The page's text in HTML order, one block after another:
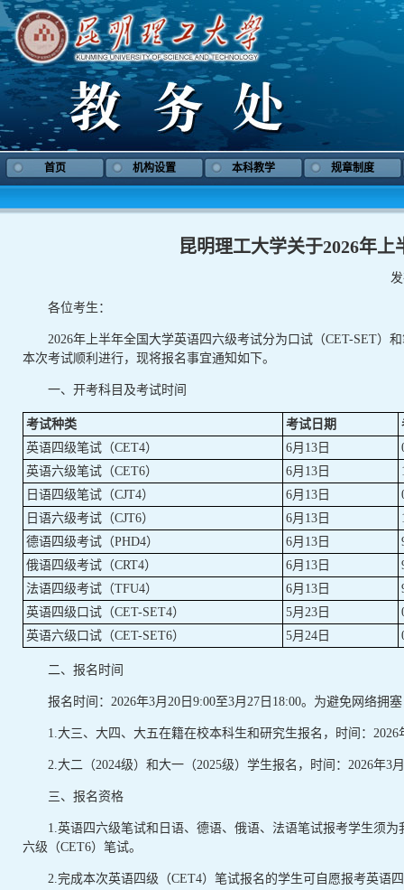
首页 机构设置 本科教学 规章制度
昆明理工大学关于2026年
各位考生：
2026年上半年全国大学英语四六级考试分为口试（CET-SET）
本次考试顺利进行，现将报名事宜通知如下。
一、开考科目及考试时间
考试种类 考试日期
英语四级笔试（CET4）
6月13日
英语六级笔试（CET6）
6月13日
日语四级笔试（CJT4）
6月13日
日语六级考试（CJT6）
6月13日
德语四级考试（PHD4）
6月13日
俄语四级考试（CRT4）
6月13日
法语四级考试（TFU4）
6月13日
英语四级口试（CET-SET4）
5月23日
英语六级口试（CET-SET6）
5月24日
二、报名时间
报名时间：2026年3月20日9:00至3月27日18:00。为避免网络
1.大三、大四、大五在籍在校本科生和研究生报名，时间：2026
2.大二（2024级）和大一（2025级）学生报名，时间：2026年3
三、报名资格
1.英语四六级笔试和日语、德语、俄语、法语笔试报考学生须
六级（CET6）笔试。
2.完成本次英语四级（CET4）笔试报名的学生可自愿报考英语